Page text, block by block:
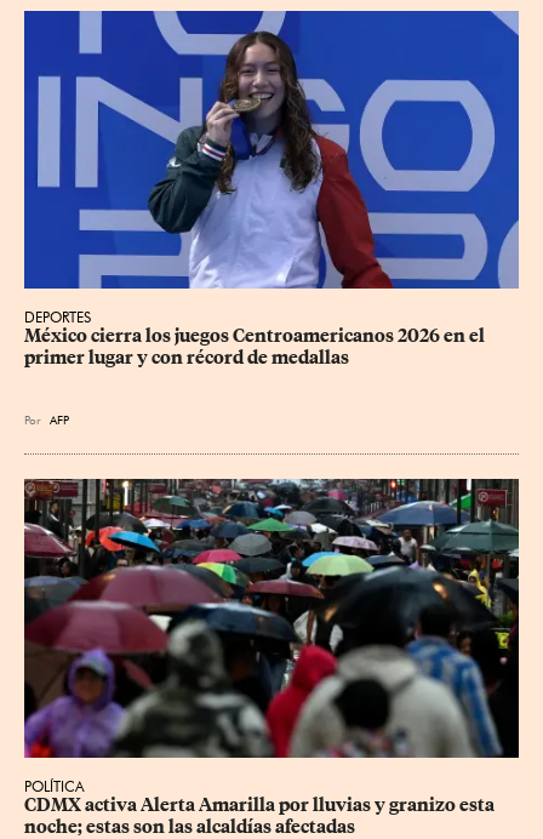
DEPORTES
México cierra los juegos Centroamericanos 2026 en el
primer lugar y con récord de medallas
Por AFP
POLÍTICA
CDMX activa Alerta Amarilla por lluvias y granizo esta
noche; estas son las alcaldías afectadas